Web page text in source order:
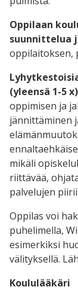
Oppilaan
suunnittelua
oppilaitoksen,
(yleensä 1-5
oppimisen ja
jännittäminen
mikäli
riittävää,
palvelujen
Oppilas voi
puhelimella,
esimerkiksi
välityksellä.
Koululääkäri